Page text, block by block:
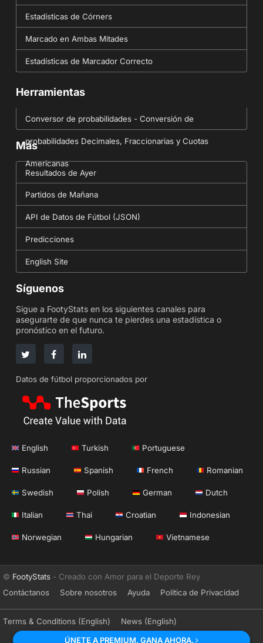
Estadísticas de Córners
Marcado en Ambas Mitades
Estadísticas de Marcador Correcto
Herramientas
Conversor de probabilidades - Conversión de
probabilidades Decimales, Fraccionarias y Cuotas
Americanas
Más
Resultados de Ayer
Partidos de Mañana
API de Datos de Fútbol (JSON)
Predicciones
English Site
Síguenos
Sigue a FootyStats en los siguientes canales para
asegurarte de que nunca te pierdes una estadística o
pronóstico en el futuro.
Datos de fútbol proporcionados por
English Turkish Portuguese
Russian Spanish French Romanian
Swedish Polish German Dutch
Italian Thai Croatian Indonesian
Norwegian Hungarian Vietnamese
© FootyStats - Creado con Amor para el Deporte Rey
Contáctanos
Sobre nosotros Ayuda Política de Privacidad
Terms & Conditions (English) News (English)
ÚNETE A PREMIUM. GANA AHORA.